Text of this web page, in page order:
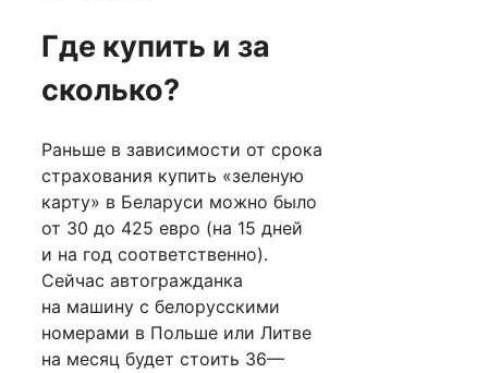
Где купить и за
сколько?
Раньше в зависимости от срока
страхования купить «зеленую
карту» в Беларуси можно было
от 30 до 425 евро (на 15 дней
и на год соответственно).
Сейчас автогражданка
на машину с белорусскими
номерами в Польше или Литве
на месяц будет стоить 36—